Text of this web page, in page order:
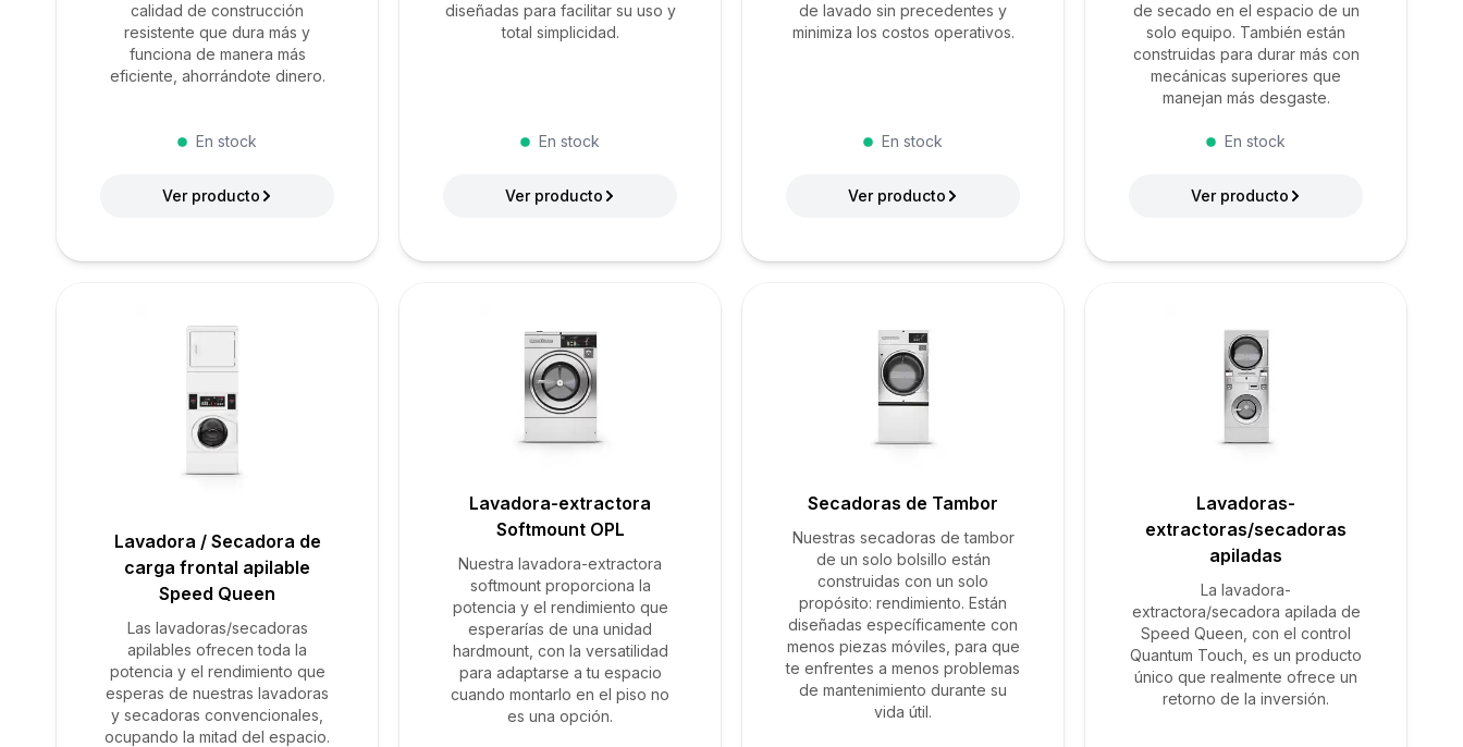
calidad de construcción
resistente que dura más y
funciona de manera más
eficiente, ahorrándote dinero.
En stock
Ver producto
diseñadas para facilitar su uso y
total simplicidad.
En stock
Ver producto
de lavado sin precedentes y
minimiza los costos operativos.
En stock
Ver producto
de secado en el espacio de un
solo equipo. También están
construidas para durar más con
mecánicas superiores que
manejan más desgaste.
En stock
Ver producto
Lavadora / Secadora de
carga frontal apilable
Speed Queen
Las lavadoras/secadoras
apilables ofrecen toda la
potencia y el rendimiento que
esperas de nuestras lavadoras
y secadoras convencionales,
ocupando la mitad del espacio.
Lavadora-extractora
Softmount OPL
Nuestra lavadora-extractora
softmount proporciona la
potencia y el rendimiento que
esperarías de una unidad
hardmount, con la versatilidad
para adaptarse a tu espacio
cuando montarlo en el piso no
es una opción.
Secadoras de Tambor
Nuestras secadoras de tambor
de un solo bolsillo están
construidas con un solo
propósito: rendimiento. Están
diseñadas específicamente con
menos piezas móviles, para que
te enfrentes a menos problemas
de mantenimiento durante su
vida útil.
Lavadoras-
extractoras/secadoras
apiladas
La lavadora-
extractora/secadora apilada de
Speed Queen, con el control
Quantum Touch, es un producto
único que realmente ofrece un
retorno de la inversión.